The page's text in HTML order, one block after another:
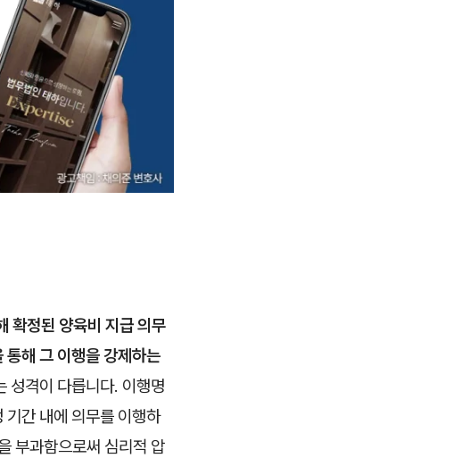
확정된 양육비 지급 의무
해 그 이행을 강제하는
성격이 다릅니다. 이행명
간 내에 의무를 이행하
부과함으로써 심리적 압